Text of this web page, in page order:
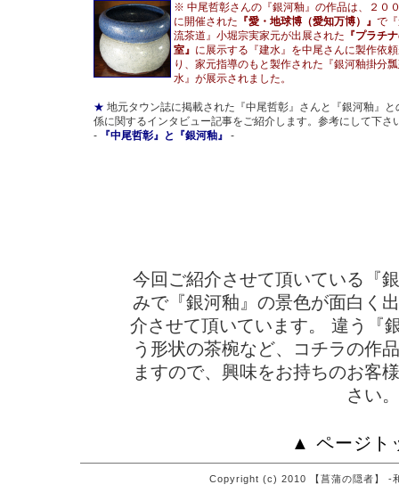
※ 中尾哲彰さんの『銀河釉』の作品は、２０
に開催された 『愛・地球博（愛知万博）』 で
流茶道』小堀宗実家元が出展された 『プラチ
室』 に展示する『建水』を中尾さんに製作依
り、家元指導のもと製作された『銀河釉掛分
水』が展示されました。
★ 地元タウン誌に掲載された『中尾哲彰』さんと『銀河釉』と
係に関するインタビュー記事をご紹介します。参考にして下さ
-
『中尾哲彰』と『銀河釉』 -
今回ご紹介させて頂いている『
みで『銀河釉』の景色が面白く
介させて頂いています。 違う『
う形状の茶椀など、コチラの作
ますので、興味をお持ちのお客
さい。
▲ ページト
Copyright (c) 2010 【菖蒲の隠者】